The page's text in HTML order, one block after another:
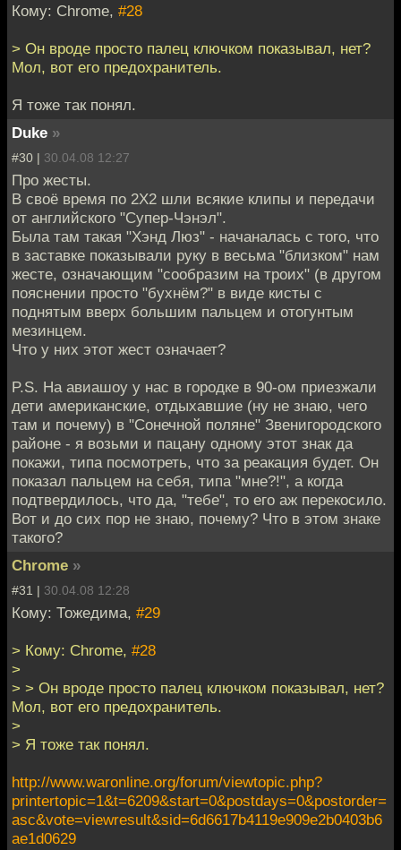
Кому: Chrome, #28
> Он вроде просто палец ключком показывал, нет?
Мол, вот его предохранитель.
Я тоже так понял.
Duke »
#30 | 30.04.08 12:27
Про жесты.
В своё время по 2Х2 шли всякие клипы и передачи
от английского "Супер-Чэнэл".
Была там такая "Хэнд Люз" - начаналась с того, что
в заставке показывали руку в весьма "близком" нам
жесте, означающим "сообразим на троих" (в другом
пояснении просто "бухнём?" в виде кисты с
поднятым вверх большим пальцем и отогунтым
мезинцем.
Что у них этот жест означает?
P.S. На авиашоу у нас в городке в 90-ом приезжали
дети американские, отдыхавшие (ну не знаю, чего
там и почему) в "Сонечной поляне" Звенигородского
районе - я возьми и пацану одному этот знак да
покажи, типа посмотреть, что за реакация будет. Он
показал пальцем на себя, типа "мне?!", а когда
подтвердилось, что да, "тебе", то его аж перекосило.
Вот и до сих пор не знаю, почему? Что в этом знаке
такого?
Chrome »
#31 | 30.04.08 12:28
Кому: Тожедима, #29
> Кому: Chrome, #28
>
> > Он вроде просто палец ключком показывал, нет?
Мол, вот его предохранитель.
>
> Я тоже так понял.
http://www.waronline.org/forum/viewtopic.php?
printertopic=1&t=6209&start=0&postdays=0&postorder=
asc&vote=viewresult&sid=6d6617b4119e909e2b0403b6
ae1d0629